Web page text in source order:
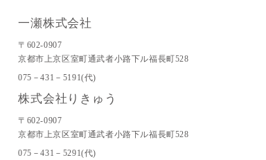
一瀬株式会社
〒602-0907
京都市上京区室町通武者小路下ル福長町528
075－431－5191(代)
株式会社りきゅう
〒602-0907
京都市上京区室町通武者小路下ル福長町528
075－431－5291(代)